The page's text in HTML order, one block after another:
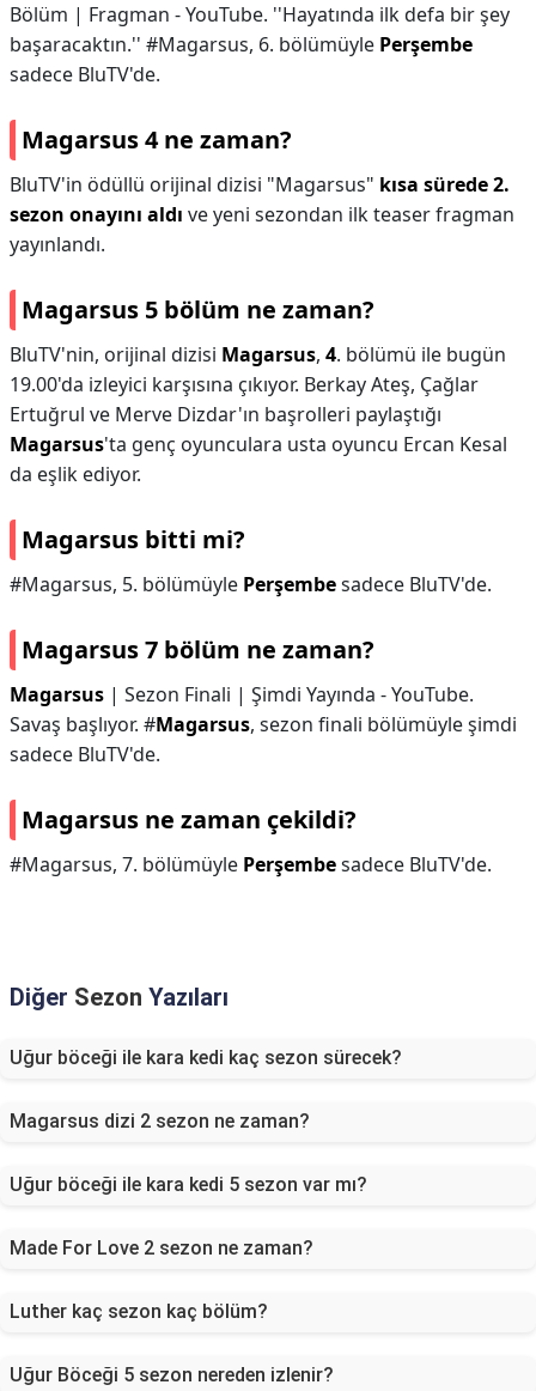
Bölüm | Fragman - YouTube. ''Hayatında ilk defa bir şey
başaracaktın.'' #Magarsus, 6. bölümüyle Perşembe
sadece BluTV'de.
Magarsus 4 ne zaman?
BluTV'in ödüllü orijinal dizisi "Magarsus" kısa sürede 2.
sezon onayını aldı ve yeni sezondan ilk teaser fragman
yayınlandı.
Magarsus 5 bölüm ne zaman?
BluTV'nin, orijinal dizisi Magarsus, 4. bölümü ile bugün
19.00'da izleyici karşısına çıkıyor. Berkay Ateş, Çağlar
Ertuğrul ve Merve Dizdar'ın başrolleri paylaştığı
Magarsus'ta genç oyunculara usta oyuncu Ercan Kesal
da eşlik ediyor.
Magarsus bitti mi?
#Magarsus, 5. bölümüyle Perşembesadece BluTV'de.
Magarsus 7 bölüm ne zaman?
Magarsus | Sezon Finali | Şimdi Yayında - YouTube.
Savaş başlıyor. #Magarsus, sezon finali bölümüyle şimdi
sadece BluTV'de.
Magarsus ne zaman çekildi?
#Magarsus, 7. bölümüyle Perşembesadece BluTV'de.
Diğer Sezon Yazıları
Uğur böceği ile kara kedi kaç sezon sürecek?
Magarsus dizi 2 sezon ne zaman?
Uğur böceği ile kara kedi 5 sezon var mı?
Made For Love 2 sezon ne zaman?
Luther kaç sezon kaç bölüm?
Uğur Böceği 5 sezon nereden izlenir?